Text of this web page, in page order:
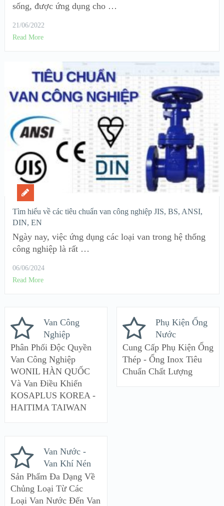
sống, được ứng dụng cho …
21/06/2022
Read More
Tìm hiểu về các tiêu chuẩn van công nghiệp JIS, BS, ANSI,
DIN, EN
Ngày nay, việc ứng dụng các loại van trong hệ thống
công nghiệp là rất …
06/06/2024
Read More
Van Công
Nghiệp
Phân Phối Độc Quyền
Van Công Nghiệp
WONIL HÀN QUỐC
Và Van Điều Khiển
KOSAPLUS KOREA -
HAITIMA TAIWAN
Phụ Kiện Ống
Nước
Cung Cấp Phụ Kiện Ống
Thép - Ống Inox Tiêu
Chuẩn Chất Lượng
Van Nước -
Van Khí Nén
Sản Phẩm Đa Dạng Về
Chủng Loại Từ Các
Loại Van Nước Đến Van